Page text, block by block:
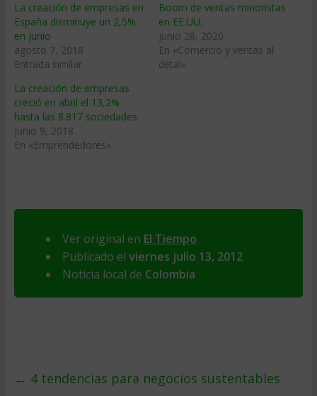
La creación de empresas en
España disminuye un 2,5%
en junio
agosto 7, 2018
Entrada similar
Boom de ventas minoristas
en EE.UU.
junio 28, 2020
En «Comercio y ventas al
detal»
La creación de empresas
creció en abril el 13,2%
hasta las 8.817 sociedades
junio 9, 2018
En «Emprendedores»
Ver original en El Tiempo
Publicado el viernes julio 13, 2012
Noticia local de Colombia
← 4 tendencias para negocios sustentables